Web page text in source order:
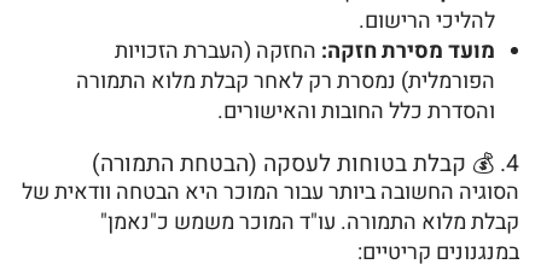
להליכי הרישום.
מועד מסירת חזקה: החזקה (העברת הזכויות
הפורמלית) נמסרת רק לאחר קבלת מלוא התמורה
והסדרת כלל החובות והאישורים.
4. 💰 קבלת בטוחות לעסקה (הבטחת התמורה)
הסוגיה החשובה ביותר עבור המוכר היא הבטחה וודאית של
קבלת מלוא התמורה. עו"ד המוכר משמש כ"נאמן"
במנגנונים קריטיים: